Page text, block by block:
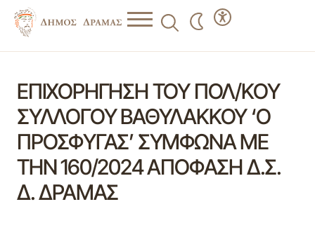
ΕΠΙΧΟΡΗΓΗΣΗ ΤΟΥ ΠΟΛ/ΚΟΥ
ΣΥΛΛΟΓΟΥ ΒΑΘΥΛΑΚΚΟΥ ‘Ο
ΠΡΟΣΦΥΓΑΣ’ ΣΥΜΦΩΝΑ ΜΕ
ΤΗΝ 160/2024 ΑΠΟΦΑΣΗ Δ.Σ.
Δ. ΔΡΑΜΑΣ